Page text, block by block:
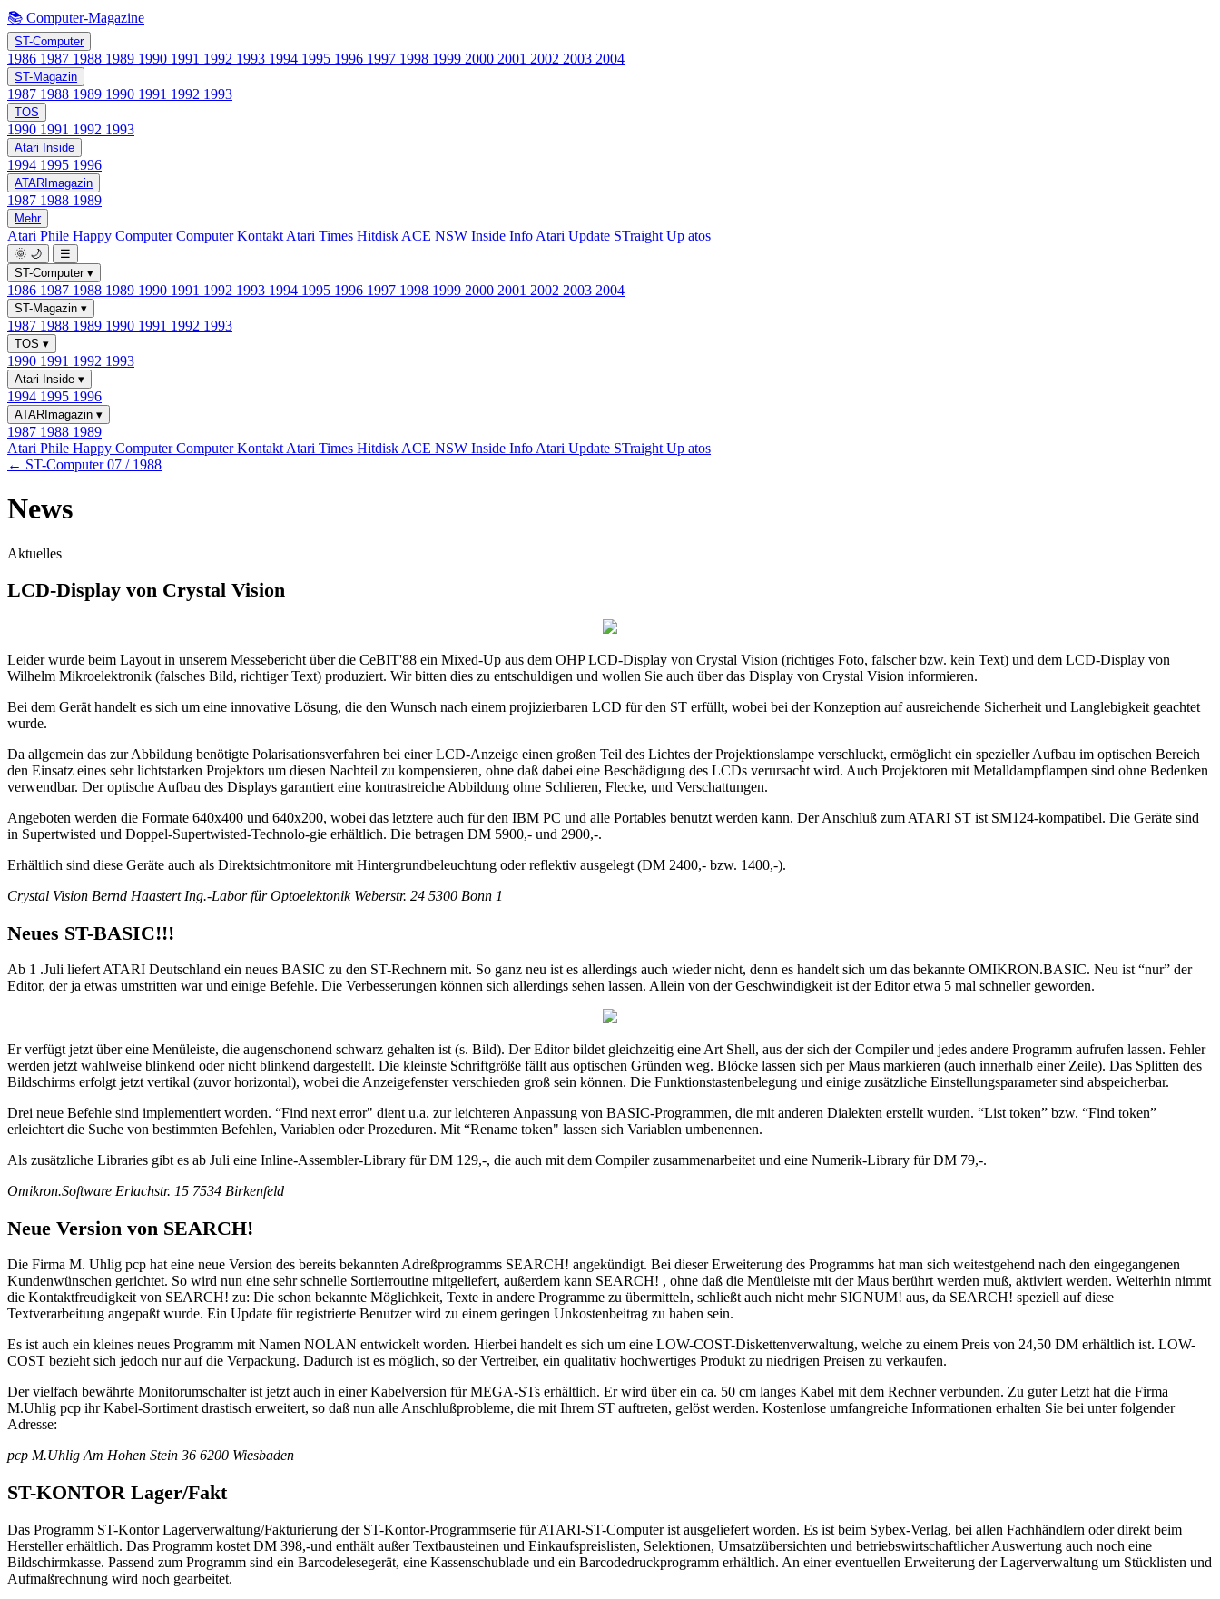
📚 Computer-Magazine
ST-Computer
1986 1987 1988 1989 1990 1991 1992 1993 1994 1995 1996 1997 1998 1999 2000 2001 2002 2003 2004
ST-Magazin
1987 1988 1989 1990 1991 1992 1993
TOS
1990 1991 1992 1993
Atari Inside
1994 1995 1996
ATARImagazin
1987 1988 1989
Mehr
Atari Phile Happy ComputerComputer Kontakt Atari Times Hitdisk ACE NSW Inside Info Atari Update STraight Up atos
🌞 🌙
☰
ST-Computer ▾
1986 1987 1988 1989 1990 1991 1992 1993 1994 1995 1996 1997 1998 1999 2000 2001 2002 2003 2004
ST-Magazin ▾
1987 1988 1989 1990 1991 1992 1993
TOS ▾
1990 1991 1992 1993
Atari Inside ▾
1994 1995 1996
ATARImagazin ▾
1987 1988 1989
Atari Phile Happy ComputerComputer Kontakt Atari Times Hitdisk ACE NSW Inside Info Atari Update STraight Up atos
← ST-Computer 07 / 1988
News
Aktuelles
LCD-Display von Crystal Vision
Leider wurde beim Layout in unserem Messebericht über die CeBIT'88 ein Mixed-Up aus dem OHP LCD-Display von Crystal Vision (richtiges Foto, falscher bzw. kein Text) und dem LCD-Display von
Wilhelm Mikroelektronik (falsches Bild, richtiger Text) produziert. Wir bitten dies zu entschuldigen und wollen Sie auch über das Display von Crystal Vision informieren.
Bei dem Gerät handelt es sich um eine innovative Lösung, die den Wunsch nach einem projizierbaren LCD für den ST erfüllt, wobei bei der Konzeption auf ausreichende Sicherheit und Langlebigkeit geachtet
wurde.
Da allgemein das zur Abbildung benötigte Polarisationsverfahren bei einer LCD-Anzeige einen großen Teil des Lichtes der Projektionslampe verschluckt, ermöglicht ein spezieller Aufbau im optischen Bereich
den Einsatz eines sehr lichtstarken Projektors um diesen Nachteil zu kompensieren, ohne daß dabei eine Beschädigung des LCDs verursacht wird. Auch Projektoren mit Metalldampflampen sind ohne Bedenken
verwendbar. Der optische Aufbau des Displays garantiert eine kontrastreiche Abbildung ohne Schlieren, Flecke, und Verschattungen.
Angeboten werden die Formate 640x400 und 640x200, wobei das letztere auch für den IBM PC und alle Portables benutzt werden kann. Der Anschluß zum ATARI ST ist SM124-kompatibel. Die Geräte sind
in Supertwisted und Doppel-Supertwisted-Technolo-gie erhältlich. Die betragen DM 5900,- und 2900,-.
Erhältlich sind diese Geräte auch als Direktsichtmonitore mit Hintergrundbeleuchtung oder reflektiv ausgelegt (DM 2400,- bzw. 1400,-).
Crystal Vision Bernd Haastert Ing.-Labor für Optoelektonik Weberstr. 24 5300 Bonn 1
Neues ST-BASIC!!!
Ab 1 .Juli liefert ATARI Deutschland ein neues BASIC zu den ST-Rechnern mit. So ganz neu ist es allerdings auch wieder nicht, denn es handelt sich um das bekannte OMIKRON.BASIC. Neu ist “nur” der
Editor, der ja etwas umstritten war und einige Befehle. Die Verbesserungen können sich allerdings sehen lassen. Allein von der Geschwindigkeit ist der Editor etwa 5 mal schneller geworden.
Er verfügt jetzt über eine Menüleiste, die augenschonend schwarz gehalten ist (s. Bild). Der Editor bildet gleichzeitig eine Art Shell, aus der sich der Compiler und jedes andere Programm aufrufen lassen. Fehler
werden jetzt wahlweise blinkend oder nicht blinkend dargestellt. Die kleinste Schriftgröße fällt aus optischen Gründen weg. Blöcke lassen sich per Maus markieren (auch innerhalb einer Zeile). Das Splitten des
Bildschirms erfolgt jetzt vertikal (zuvor horizontal), wobei die Anzeigefenster verschieden groß sein können. Die Funktionstastenbelegung und einige zusätzliche Einstellungsparameter sind abspeicherbar.
Drei neue Befehle sind implementiert worden. “Find next error" dient u.a. zur leichteren Anpassung von BASIC-Programmen, die mit anderen Dialekten erstellt wurden. “List token” bzw. “Find token”
erleichtert die Suche von bestimmten Befehlen, Variablen oder Prozeduren. Mit “Rename token" lassen sich Variablen umbenennen.
Als zusätzliche Libraries gibt es ab Juli eine Inline-Assembler-Library für DM 129,-, die auch mit dem Compiler zusammenarbeitet und eine Numerik-Library für DM 79,-.
Omikron.Software Erlachstr. 15 7534 Birkenfeld
Neue Version von SEARCH!
Die Firma M. Uhlig pcp hat eine neue Version des bereits bekannten Adreßprogramms SEARCH! angekündigt. Bei dieser Erweiterung des Programms hat man sich weitestgehend nach den eingegangenen
Kundenwünschen gerichtet. So wird nun eine sehr schnelle Sortierroutine mitgeliefert, außerdem kann SEARCH! , ohne daß die Menüleiste mit der Maus berührt werden muß, aktiviert werden. Weiterhin nimmt
die Kontaktfreudigkeit von SEARCH! zu: Die schon bekannte Möglichkeit, Texte in andere Programme zu übermitteln, schließt auch nicht mehr SIGNUM! aus, da SEARCH! speziell auf diese
Textverarbeitung angepaßt wurde. Ein Update für registrierte Benutzer wird zu einem geringen Unkostenbeitrag zu haben sein.
Es ist auch ein kleines neues Programm mit Namen NOLAN entwickelt worden. Hierbei handelt es sich um eine LOW-COST-Diskettenverwaltung, welche zu einem Preis von 24,50 DM erhältlich ist. LOW-
COST bezieht sich jedoch nur auf die Verpackung. Dadurch ist es möglich, so der Vertreiber, ein qualitativ hochwertiges Produkt zu niedrigen Preisen zu verkaufen.
Der vielfach bewährte Monitorumschalter ist jetzt auch in einer Kabelversion für MEGA-STs erhältlich. Er wird über ein ca. 50 cm langes Kabel mit dem Rechner verbunden. Zu guter Letzt hat die Firma
M.Uhlig pcp ihr Kabel-Sortiment drastisch erweitert, so daß nun alle Anschlußprobleme, die mit Ihrem ST auftreten, gelöst werden. Kostenlose umfangreiche Informationen erhalten Sie bei unter folgender
Adresse:
pcp M.Uhlig Am Hohen Stein 36 6200 Wiesbaden
ST-KONTOR Lager/Fakt
Das Programm ST-Kontor Lagerverwaltung/Fakturierung der ST-Kontor-Programmserie für ATARI-ST-Computer ist ausgeliefert worden. Es ist beim Sybex-Verlag, bei allen Fachhändlern oder direkt beim
Hersteller erhältlich. Das Programm kostet DM 398,-und enthält außer Textbausteinen und Einkaufspreislisten, Selektionen, Umsatzübersichten und betriebswirtschaftlicher Auswertung auch noch eine
Bildschirmkasse. Passend zum Programm sind ein Barcodelesegerät, eine Kassenschublade und ein Barcodedruckprogramm erhältlich. An einer eventuellen Erweiterung der Lagerverwaltung um Stücklisten und
Aufmaßrechnung wird noch gearbeitet.